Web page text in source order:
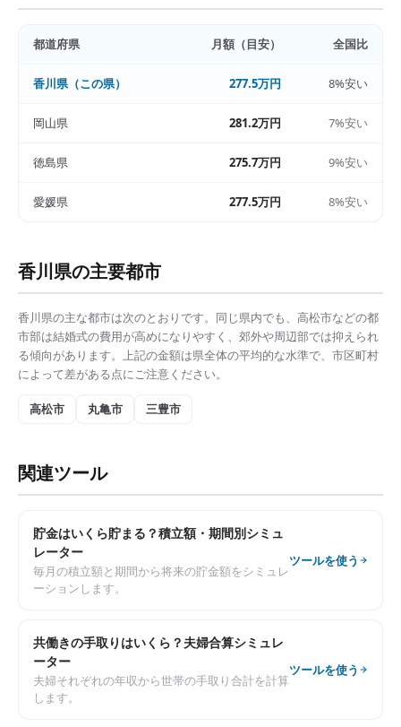
都道府県 月額（目安） 全国比
香川県（この県） 277.5万円 8%安い
岡山県 281.2万円 7%安い
徳島県 275.7万円 9%安い
愛媛県 277.5万円 8%安い
香川県の主要都市
香川県の主な都市は次のとおりです。同じ県内でも、 高松市などの都
市部は結婚式の費用が高めになりやすく、郊外や周辺部では抑えられ
る傾向があります。上記の金額は県全体の平均的な水準で、市区町村
によって差がある点にご注意ください。
高松市 丸亀市 三豊市
関連ツール
貯金はいくら貯まる？積立額・期間別シミュ
レーター
毎月の積立額と期間から将来の貯金額をシミュレ
ーションします。
ツールを使う
共働きの手取りはいくら？夫婦合算シミュレ
ーター
夫婦それぞれの年収から世帯の手取り合計を計算
します。
ツールを使う